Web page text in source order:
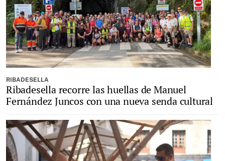
RIBADESELLA
Ribadesella recorre las huellas de Manuel
Fernández Juncos con una nueva senda cultural